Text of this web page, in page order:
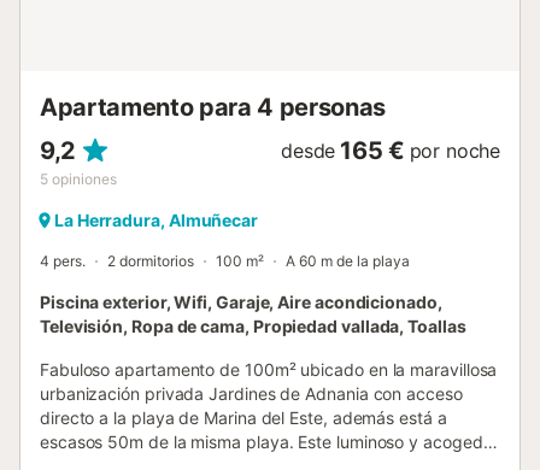
Apartamento para 4 personas
9,2
5 opiniones
desde 165 € por noche
La Herradura, Almuñecar
4 pers. 2 dormitorios 100 m² A 60 m de la playa
Piscina exterior, Wifi, Garaje, Aire acondicionado,
Televisión, Ropa de cama, Propiedad vallada, Toallas
Fabuloso apartamento de 100m² ubicado en la maravillosa
urbanización privada Jardines de Adnania con acceso
directo a la playa de Marina del Este, además está a
escasos 50m de la misma playa. Este luminoso y acogedor